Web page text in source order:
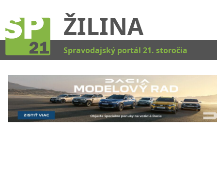
ŽILINA
Spravodajský portál 21. storočia